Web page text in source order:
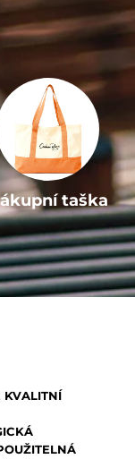
taška
KVALITNÍ